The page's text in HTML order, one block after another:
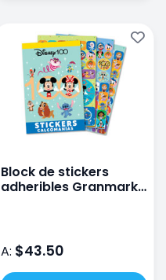
Block de stickers
adheribles Granmark
A: $43.50